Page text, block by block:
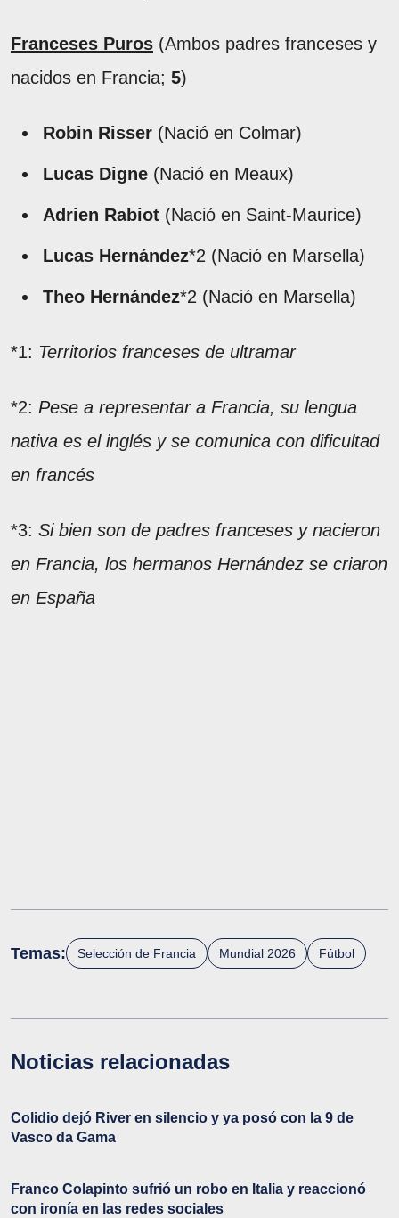
Franceses Puros (Ambos padres franceses y
nacidos en Francia; 5)
Robin Risser (Nació en Colmar)
Lucas Digne (Nació en Meaux)
Adrien Rabiot (Nació en Saint-Maurice)
Lucas Hernández*2 (Nació en Marsella)
Theo Hernández*2 (Nació en Marsella)
*1: Territorios franceses de ultramar
*2: Pese a representar a Francia, su lengua
nativa es el inglés y se comunica con dificultad
en francés
*3: Si bien son de padres franceses y nacieron
en Francia, los hermanos Hernández se criaron
en España
Temas: Selección de Francia Mundial 2026 Fútbol
Noticias relacionadas
Colidio dejó River en silencio y ya posó con la 9 de
Vasco da Gama
Franco Colapinto sufrió un robo en Italia y reaccionó
con ironía en las redes sociales